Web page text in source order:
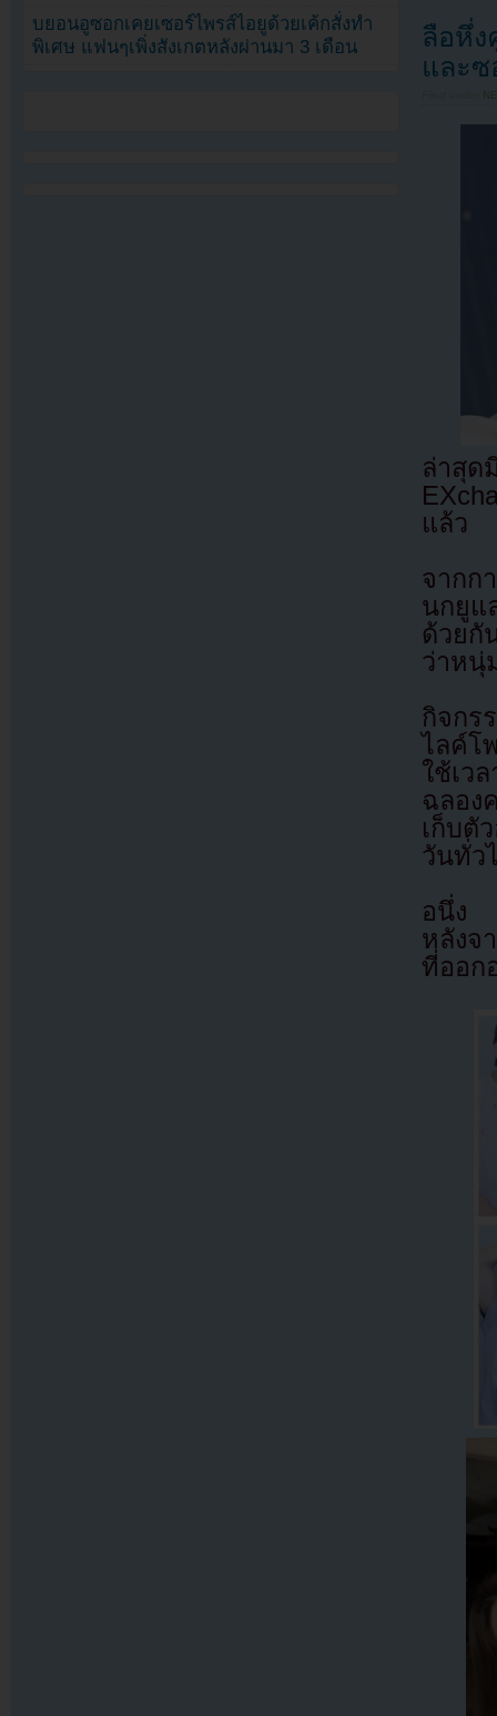
ลือหึ่ง
และซ
ล่าสุด
แล้ว
จากก
นกยูแ
ด้วยกั
ว่าหนุ่
กิจกร
ไลค์โ
ใช้เว
ฉลอง
เก็บตั
วันทั่ว
อนึ่ง
หลังจ
ที่ออก
บยอนอูซอกเคยเซอร์ไพรส์ไอยูด้วยเค้กสั่งทำ
พิเศษ แฟนๆเพิ่งสังเกตหลังผ่านมา 3 เดือน